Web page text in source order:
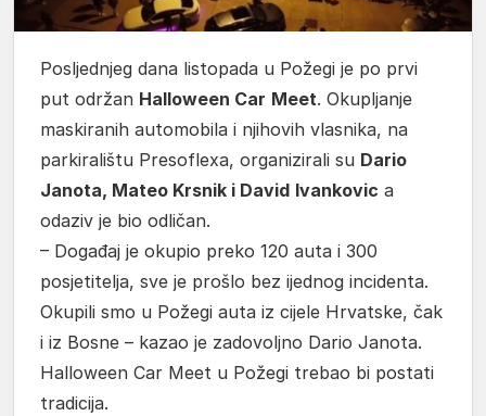
Posljednjeg dana listopada u Požegi je po prvi
put održan Halloween Car Meet. Okupljanje
maskiranih automobila i njihovih vlasnika, na
parkiralištu Presoflexa, organizirali su Dario
Janota, Mateo Krsnik i David Ivankovic a
odaziv je bio odličan.
– Događaj je okupio preko 120 auta i 300
posjetitelja, sve je prošlo bez ijednog incidenta.
Okupili smo u Požegi auta iz cijele Hrvatske, čak
i iz Bosne – kazao je zadovoljno Dario Janota.
Halloween Car Meet u Požegi trebao bi postati
tradicija.